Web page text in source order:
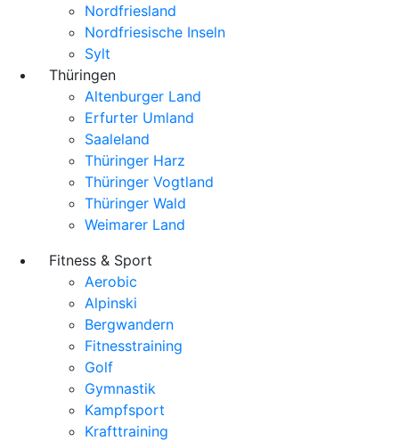
Nordfriesland
Nordfriesische Inseln
Sylt
Thüringen
Altenburger Land
Erfurter Umland
Saaleland
Thüringer Harz
Thüringer Vogtland
Thüringer Wald
Weimarer Land
Fitness & Sport
Aerobic
Alpinski
Bergwandern
Fitnesstraining
Golf
Gymnastik
Kampfsport
Krafttraining